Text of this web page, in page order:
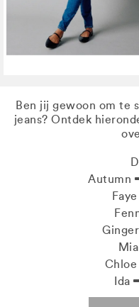
Ben jij gewoon om te
jeans? Ontdek
Autumn
Ginger
Mia
Chloe
Ida